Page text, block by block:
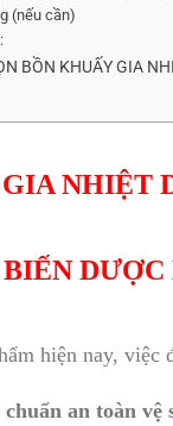
(nếu cần)
BỒN KHUẤY GIA
NHIỆT
hiện nay, việc
an toàn vệ